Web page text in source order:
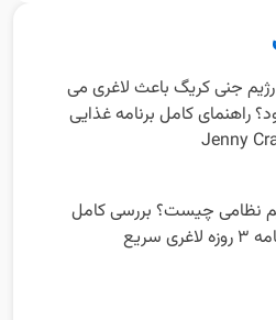
رژیم جنی کریگ باعث لاغری می
راهنمای کامل برنامه غذایی
Jenny
نظامی چیست؟ بررسی کامل
لاغری سریع